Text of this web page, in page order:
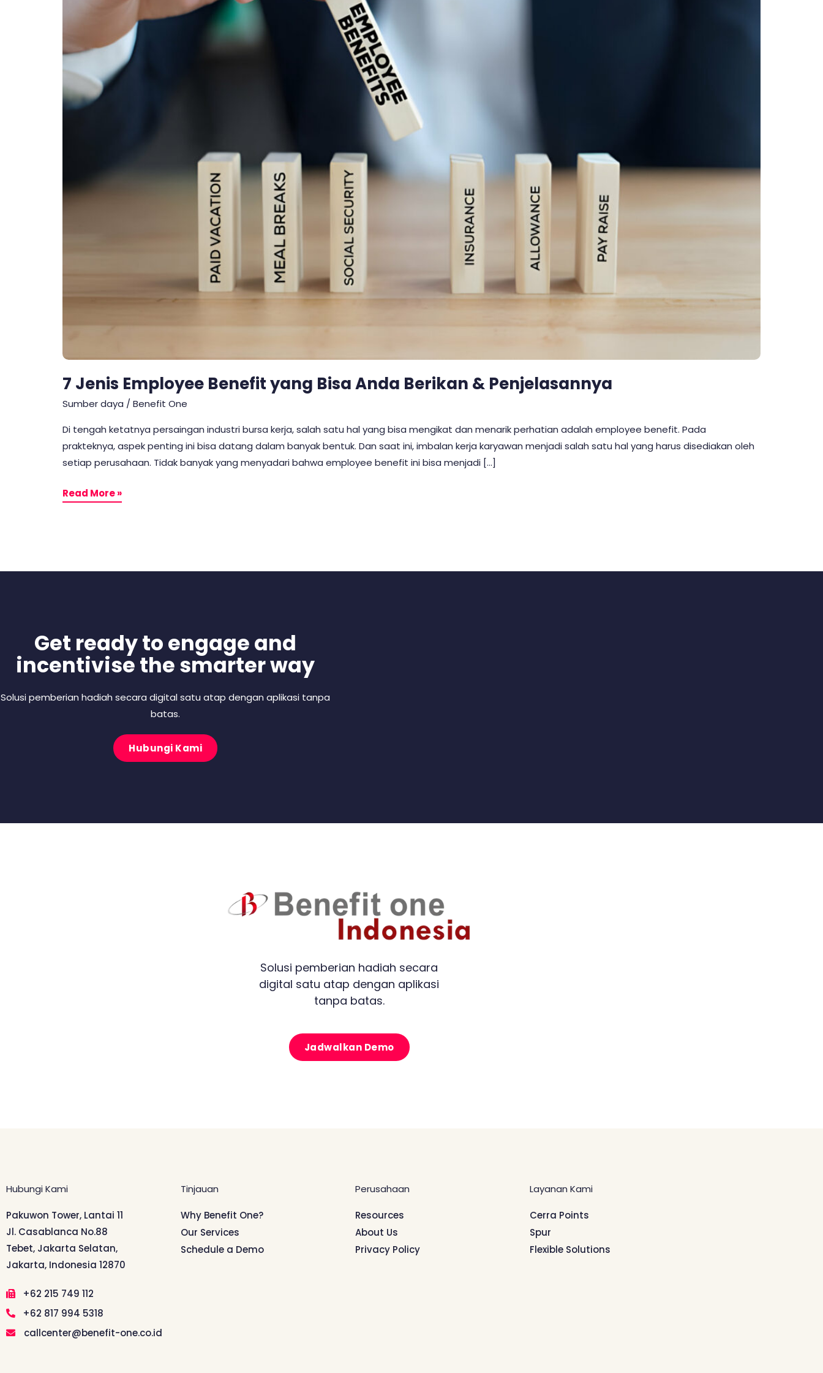
7 Jenis Employee Benefit yang Bisa Anda Berikan & Penjelasannya
Sumber daya / Benefit One
Di tengah ketatnya persaingan industri bursa kerja, salah satu hal yang bisa mengikat dan menarik perhatian adalah employee benefit. Pada
prakteknya, aspek penting ini bisa datang dalam banyak bentuk. Dan saat ini, imbalan kerja karyawan menjadi salah satu hal yang harus disediakan oleh
setiap perusahaan. Tidak banyak yang menyadari bahwa employee benefit ini bisa menjadi […]
Penjelasannya
Read More »
Get ready to engage and
incentivise the smarter way
Solusi pemberian hadiah secara digital satu atap dengan aplikasi tanpa
batas.
Hubungi Kami
Solusi pemberian hadiah secara
digital satu atap dengan aplikasi
tanpa batas.
Jadwalkan Demo
Hubungi Kami
Pakuwon Tower, Lantai 11
Jl. Casablanca No.88
Tebet, Jakarta Selatan,
Jakarta, Indonesia 12870
+62 215 749 112
+62 817 994 5318
callcenter@benefit-one.co.id
Tinjauan
Why Benefit One?
Our Services
Schedule a Demo
Perusahaan
Resources
About Us
Privacy Policy
Layanan Kami
Cerra Points
Spur
Flexible Solutions